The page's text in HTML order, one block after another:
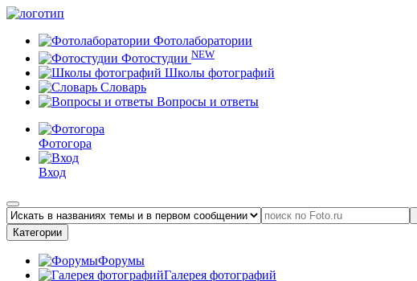
Фотолаборатории
Фотостудии NEW
Школы фотографий
Словарь
Вопросы и ответы
Фотогора
Вход
Категории
Форумы
Галерея фотографий